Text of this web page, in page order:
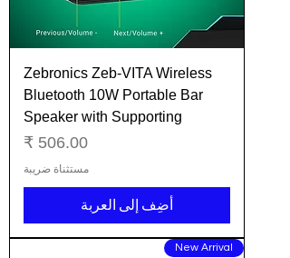
Zebronics Zeb-VITA Wireless
Bluetooth 10W Portable Bar
Speaker with Supporting
السعر
مستثناة ضريبة
أضِف إلى العربة
New Arrival